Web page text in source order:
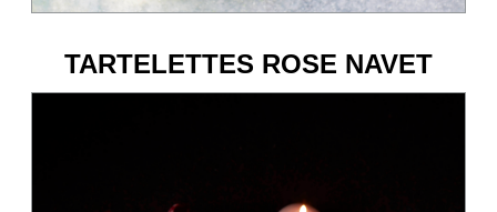
TARTELETTES ROSE NAVET